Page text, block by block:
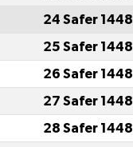
24 Safer 1448
25 Safer 1448
26 Safer 1448
27 Safer 1448
28 Safer 1448